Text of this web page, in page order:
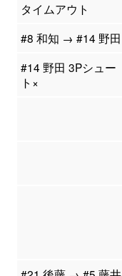
タイムアウト
#8 和知 → #14 野田
#14 野田 3Pシュー
ト×